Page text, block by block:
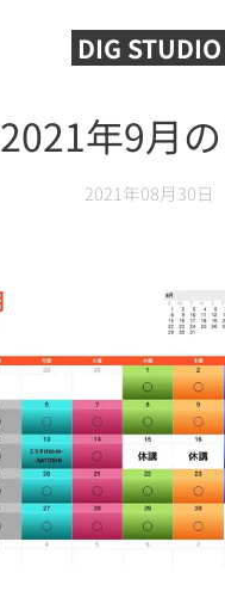
DIG STUDIO
2021年9月
2021年08月30日